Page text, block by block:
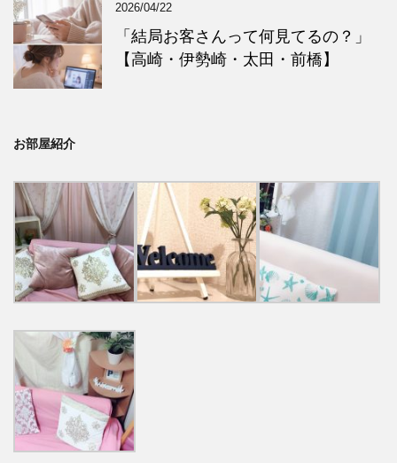
2026/04/22
「結局お客さんって何見てるの？」
【高崎・伊勢崎・太田・前橋】
お部屋紹介